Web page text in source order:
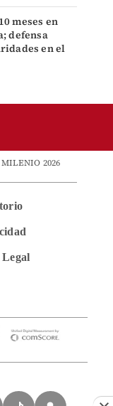
meses en
defensa
en el
MILENIO 2026
Legal